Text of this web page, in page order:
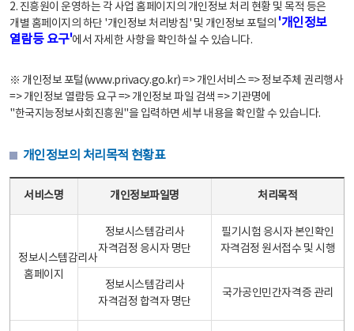
2. 진흥원이 운영하는 각 사업 홈페이지의 개인정보 처리 현황 및 목적 등은
개별 홈페이지의 하단 '개인정보 처리방침' 및 개인정보 포털의 '개인정보
열람등 요구'에서 자세한 사항을 확인하실 수 있습니다.
※ 개인정보 포털(www.privacy.go.kr) => 개인서비스 => 정보주체 권리행사
=> 개인정보 열람등 요구 => 개인정보 파일 검색 => 기관명에
"한국지능정보사회진흥원"을 입력하면 세부 내용을 확인할 수 있습니다.
개인정보의 처리목적 현황표
서비스명 개인정보파일명 처리목적
정보시스템감리사
홈페이지
정보시스템감리사
자격검정 응시자 명단
필기시험 응시자 본인확인
자격검정 원서접수 및 시행
정보시스템감리사
자격검정 합격자 명단
국가공인민간자격증 관리